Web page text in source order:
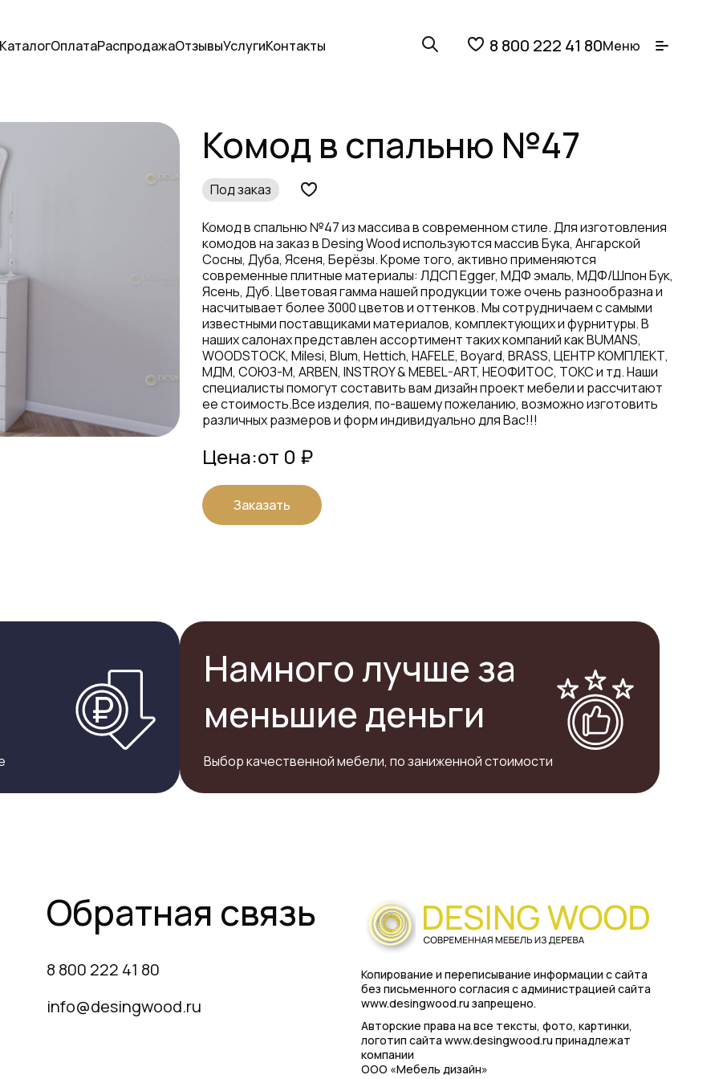
КаталогОплатаРаспродажаОтзывыУслугиКонтакты 8 800 222 41 80Меню
Комод в спальню №47
Под заказ
Комод в спальню №47 из массива в современном стиле. Для изготовления
комодов на заказ в Desing Wood используются массив Бука, Ангарской
Сосны, Дуба, Ясеня, Берёзы. Кроме того, активно применяются
современные плитные материалы: ЛДСП Egger, МДФ эмаль, МДФ/Шпон Бук,
Ясень, Дуб. Цветовая гамма нашей продукции тоже очень разнообразна и
насчитывает более 3000 цветов и оттенков. Мы сотрудничаем с самыми
известными поставщиками материалов, комплектующих и фурнитуры. В
наших салонах представлен ассортимент таких компаний как BUMANS,
WOODSTOCK, Milesi, Blum, Hettich, HAFELE, Boyard, BRASS, ЦЕНТР КОМПЛЕКТ,
МДМ, СОЮЗ-М, ARBEN, INSTROY & MEBEL-ART, НЕОФИТОС, ТОКС и тд. Наши
специалисты помогут составить вам дизайн проект мебели и рассчитают
ее стоимость.Все изделия, по-вашему пожеланию, возможно изготовить
различных размеров и форм индивидуально для Вас!!!
Цена:от 0 ₽
Заказать
Намного лучше за
меньшие деньги
Выбор качественной мебели, по заниженной стоимости
Обратная связь
8 800 222 41 80
info@desingwood.ru
Копирование и переписывание информации с сайта
без письменного согласия с администрацией сайта
www.desingwood.ru запрещено.
Авторские права на все тексты, фото, картинки,
логотип сайта www.desingwood.ru принадлежат
компании
ООО «Мебель дизайн»